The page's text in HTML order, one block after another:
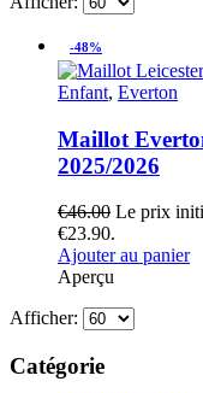
-48%
Enfant, Everton
Maillot
2025/2026
€46.00 Le prix
€23.90.
Ajouter au panier
Aperçu
Afficher:
Catégorie